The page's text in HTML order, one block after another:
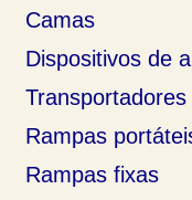
Camas
Dispositivos de
Rampas
Rampas fixas